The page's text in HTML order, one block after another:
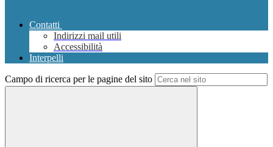
Contatti
Indirizzi mail utili
Accessibilità
Interpelli
Campo di ricerca per le pagine del sito